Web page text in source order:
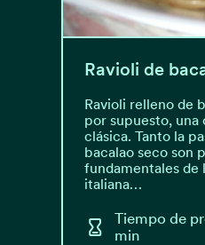
Ravioli de
Ravioli relleno de
por supuesto, una
clásica. Tanto la
bacalao seco son
fundamentales de
italiana…
Tiempo de
min